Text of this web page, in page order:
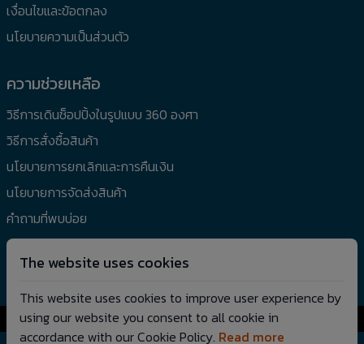
The website uses cookies
This website uses cookies to improve user experience by
using our website you consent to all cookie in
accordance with our Cookie Policy. Read more
เงื่อนไขและข้อตกลง
นโยบายความเป็นส่วนตัว
ความช่วยเหลือ
วิธีการเดินช็อปปิ้งในรูปแบบ 360 องศา
วิธีการสั่งซื้อสินค้า
นโยบายการยกเลิกและการคืนเงิน
นโยบายการจัดส่งสินค้า
คำถามที่พบบ่อย
แจ้งปัญหาการใช้งาน
แชทกับศูนย์บริการลูกค้า
© Copyright 2026. VR Twin Shop. All rights reserved.